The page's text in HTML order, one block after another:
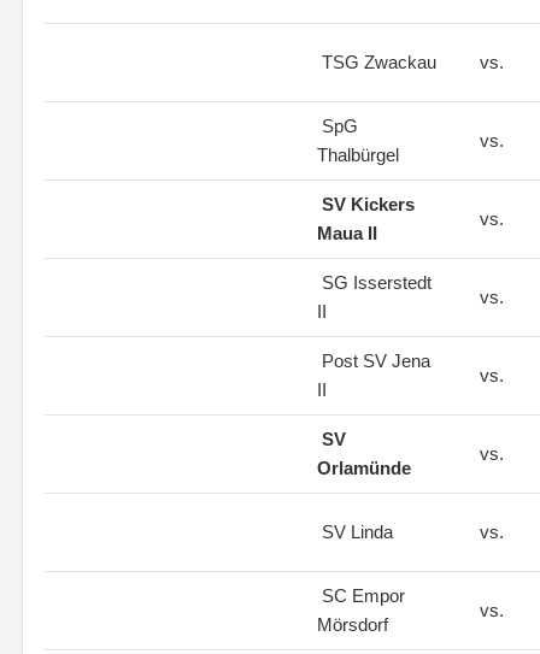
TSG Zwackau vs.
SpG
Thalbürgel
vs.
SV Kickers
Maua II
vs.
SG Isserstedt
II
vs.
Post SV Jena
II
vs.
SV
Orlamünde
vs.
SV Linda vs.
SC Empor
Mörsdorf
vs.